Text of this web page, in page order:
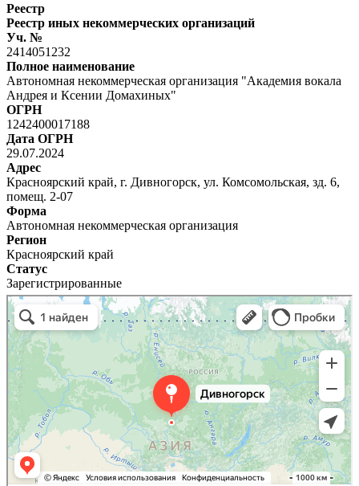
Реестр
Реестр иных некоммерческих организаций
Уч. №
2414051232
Полное наименование
Автономная некоммерческая организация "Академия вокала
Андрея и Ксении Домахиных"
ОГРН
1242400017188
Дата ОГРН
29.07.2024
Адрес
Красноярский край, г. Дивногорск, ул. Комсомольская, зд. 6,
помещ. 2-07
Форма
Автономная некоммерческая организация
Регион
Красноярский край
Статус
Зарегистрированные